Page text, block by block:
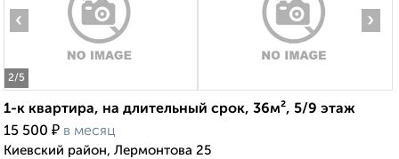
2/5
‹ ›
1-к квартира, на длительный срок, 36м², 5/9 этаж
15 500 ₽ в месяц
Киевский район, Лермонтова 25